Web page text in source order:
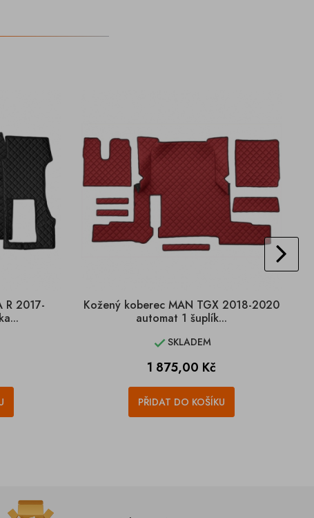
R 2017-
Kožený koberec MAN TGX 2018-2020
automat 1 šuplík...
SKLADEM
Cena
1 875,00 Kč
PŘIDAT DO KOŠÍKU